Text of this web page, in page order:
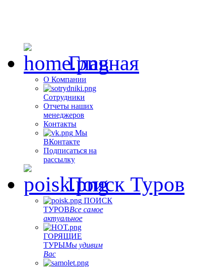
Главная
О Компании
Сотрудники
Отчеты наших
менеджеров
Контакты
Мы
ВКонтакте
Подписаться на
рассылку
Поиск Туров
ПОИСК
ТУРОВВсе самое
актуальное
ГОРЯЩИЕ
ТУРЫМы удивим
Вас